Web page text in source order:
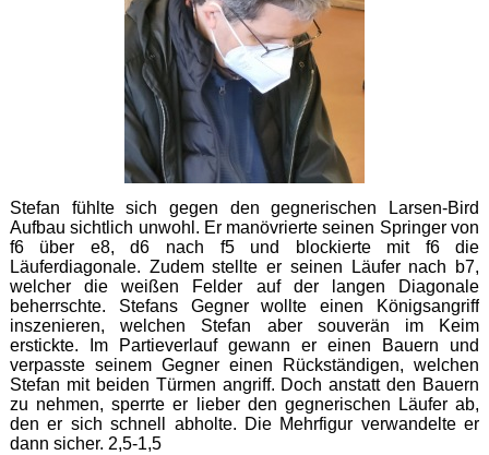
Stefan fühlte sich gegen den gegnerischen Larsen-Bird
Aufbau sichtlich unwohl. Er manövrierte seinen Springer von
f6 über e8, d6 nach f5 und blockierte mit f6 die
Läuferdiagonale. Zudem stellte er seinen Läufer nach b7,
welcher die weißen Felder auf der langen Diagonale
beherrschte. Stefans Gegner wollte einen Königsangriff
inszenieren, welchen Stefan aber souverän im Keim
erstickte. Im Partieverlauf gewann er einen Bauern und
verpasste seinem Gegner einen Rückständigen, welchen
Stefan mit beiden Türmen angriff. Doch anstatt den Bauern
zu nehmen, sperrte er lieber den gegnerischen Läufer ab,
den er sich schnell abholte. Die Mehrfigur verwandelte er
dann sicher. 2,5-1,5